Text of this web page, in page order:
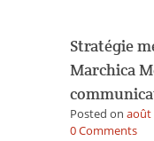
Stratégie
Marchica
Posted on août
0Commentson